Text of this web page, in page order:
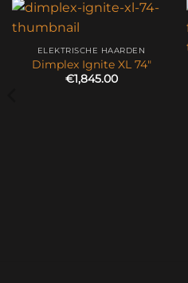
ELEKTRISCHE HAARDEN
Dimplex Ignite XL 74″
€1,845.00